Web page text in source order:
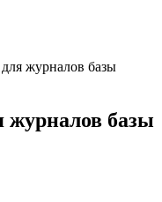
журналов базы
журналов базы